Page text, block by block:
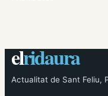
elridaura
Actualitat de Sant Feliu,